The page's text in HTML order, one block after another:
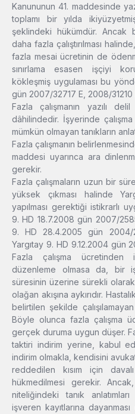
Kanununun 41. maddesinde
toplamı bir yılda
şeklindeki hükümdür. Ancak
daha fazla çalıştırılması
fazla mesai ücretinin de
sınırlama esasen işçiyi
kökleşmiş uygulaması bu
gün 2007/32717 E, 2008/31210
Fazla çalışmanın yazılı
dâhilindedir. İşyerinde
mümkün olmayan tanıkların
Fazla çalışmanın
maddesi uyarınca ara
gerekir.
Fazla çalışmaların uzun bir
yüksek çıkması halinde
yapılması gerektiği istikrarlı
9. HD 18.7.2008 gün 2007/
9. HD 28.4.2005 gün
Yargıtay 9. HD 9.12.2004 gün
Fazla çalışma
düzenleme olmasa da, bir
süresinin üzerine sürekli olarak
olağan akışına aykırıdır.
belirtilen şekilde çalışılamayan
Böyle olunca fazla çalışma
gerçek duruma uygun düşer.
taktiri indirim yerine, kabul
indirim olmakla, kendisini
reddedilen kısım için
hükmedilmesi gerekir.
niteliğindeki tanık
işveren kayıtlarına